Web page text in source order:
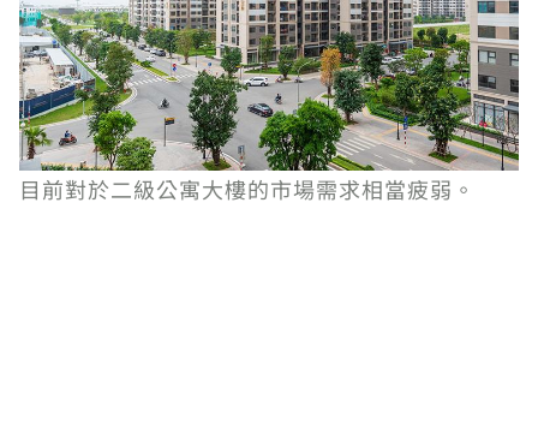
目前對於二級公寓大樓的市場需求相當疲弱。